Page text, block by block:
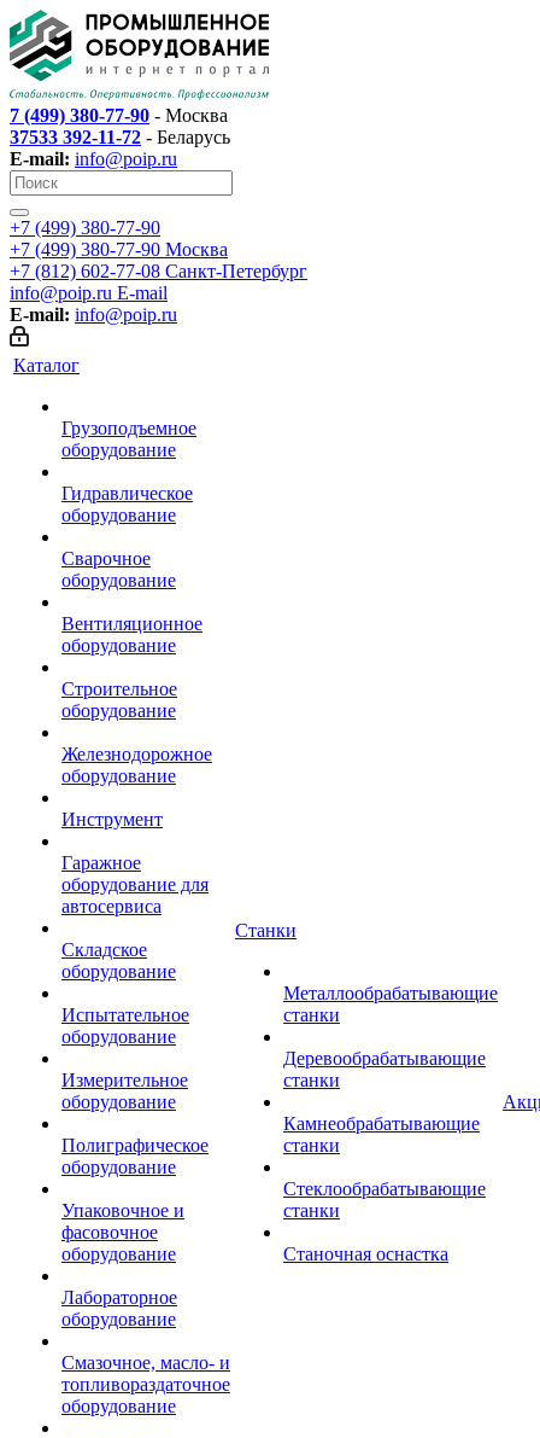
7 (499) 380-77-90 - Москва
37533 392-11-72 - Беларусь
E-mail: info@poip.ru
+7 (499) 380-77-90
+7 (499) 380-77-90 Москва
+7 (812) 602-77-08 Санкт-Петербург
info@poip.ru E-mail
E-mail: info@poip.ru
Каталог
Грузоподъемное
оборудование
Гидравлическое
оборудование
Сварочное
оборудование
Вентиляционное
оборудование
Строительное
оборудование
Железнодорожное
оборудование
Инструмент
Гаражное
оборудование для
автосервиса
Складское
оборудование
Испытательное
оборудование
Измерительное
оборудование
Полиграфическое
оборудование
Упаковочное и
фасовочное
оборудование
Лабораторное
оборудование
Смазочное, масло- и
топливораздаточное
оборудование
Станки
Металлообрабатывающие
станки
Деревообрабатывающие
станки
Камнеобрабатывающие
станки
Стеклообрабатывающие
станки
Станочная оснастка